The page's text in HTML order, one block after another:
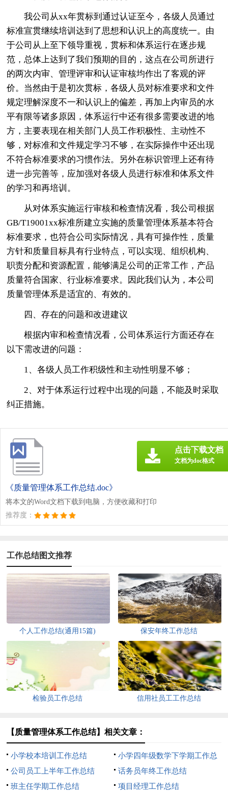
我公司从xx年贯标到通过认证至今，各级人员通过
标准宣贯继续培训达到了思想和认识上的高度统一。由
于公司从上至下领导重视，贯标和体系运行在逐步规
范，总体上达到了我们预期的目的，这点在公司所进行
的两次内审、管理评审和认证审核均作出了客观的评
价。当然由于是初次贯标，各级人员对标准要求和文件
规定理解深度不一和认识上的偏差，再加上内审员的水
平有限等诸多原因，体系运行中还有很多需要改进的地
方，主要表现在相关部门人员工作积极性、主动性不
够，对标准和文件规定学习不够，在实际操作中还出现
不符合标准要求的习惯作法。另外在标识管理上还有待
进一步完善等，应加强对各级人员进行标准和体系文件
的学习和再培训。
从对体系实施运行审核和检查情况看，我公司根据
GB/T19001xx标准所建立实施的质量管理体系基本符合
标准要求，也符合公司实际情况，具有可操作性，质量
方针和质量目标具有行业特点，可以实现、组织机构、
职责分配和资源配置，能够满足公司的正常工作，产品
质量符合国家、行业标准要求。因此我们认为，本公司
质量管理体系是适宜的、有效的。
四、存在的问题和改进建议
根据内审和检查情况看，公司体系运行方面还存在
以下需改进的问题：
1、各级人员工作积级性和主动性明显不够；
2、对于体系运行过程中出现的问题，不能及时采取
纠正措施。
《质量管理体系工作总结.doc》
将本文的Word文档下载到电脑，方便收藏和打印
推荐度：
点击下载文档
文档为doc格式
工作总结图文推荐
个人工作总结(通用15篇) 保安年终工作总结
检验员工作总结 信用社员工工作总结
【质量管理体系工作总结】相关文章：
小学校本培训工作总结
小学四年级数学下学期工作总
结
公司员工上半年工作总结
话务员年终工作总结
班主任学期工作总结
项目经理工作总结